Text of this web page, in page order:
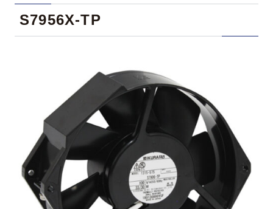
n
S7956X-TP